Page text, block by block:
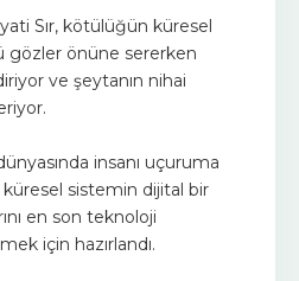
Sır, kötülüğün küresel
gözler önüne sererken
ve şeytanın nihai
insanı uçuruma
küresel sistemin dijital bir
en son teknoloji
için hazırlandı.